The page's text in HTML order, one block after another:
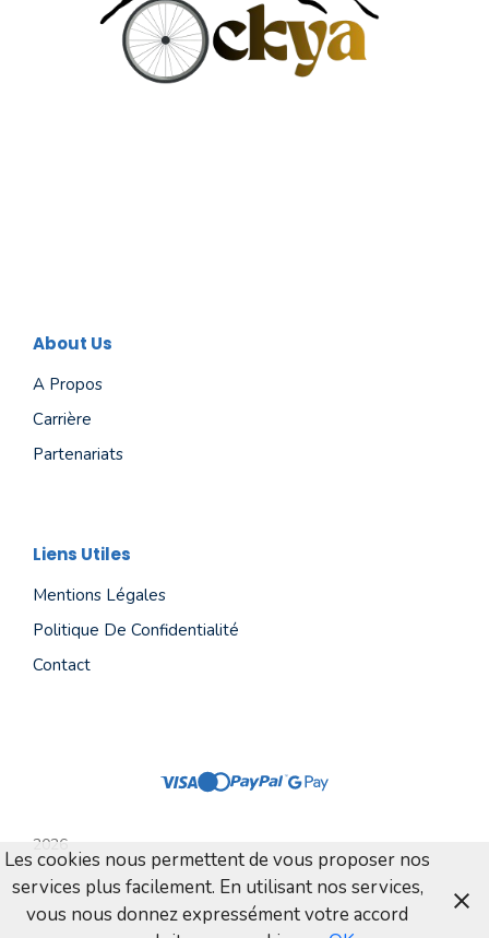
About Us
A Propos
Carrière
Partenariats
Liens Utiles
Mentions Légales
Politique De Confidentialité
Contact
2026
Les cookies nous permettent de vous proposer nos
services plus facilement. En utilisant nos services,
vous nous donnez expressément votre accord